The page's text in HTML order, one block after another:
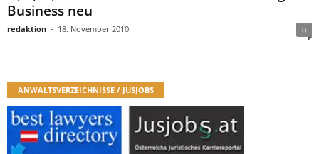
Business neu
redaktion - 18. November 2010 0
ANWALTSVERZEICHNISSE / JUSJOBS